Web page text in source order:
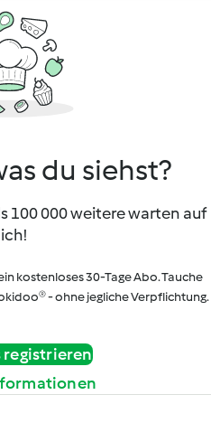
du siehst?
100 000 weitere warten auf
kostenloses 30-Tage Abo. Tauche
- ohne jegliche Verpflichtung.
registrieren